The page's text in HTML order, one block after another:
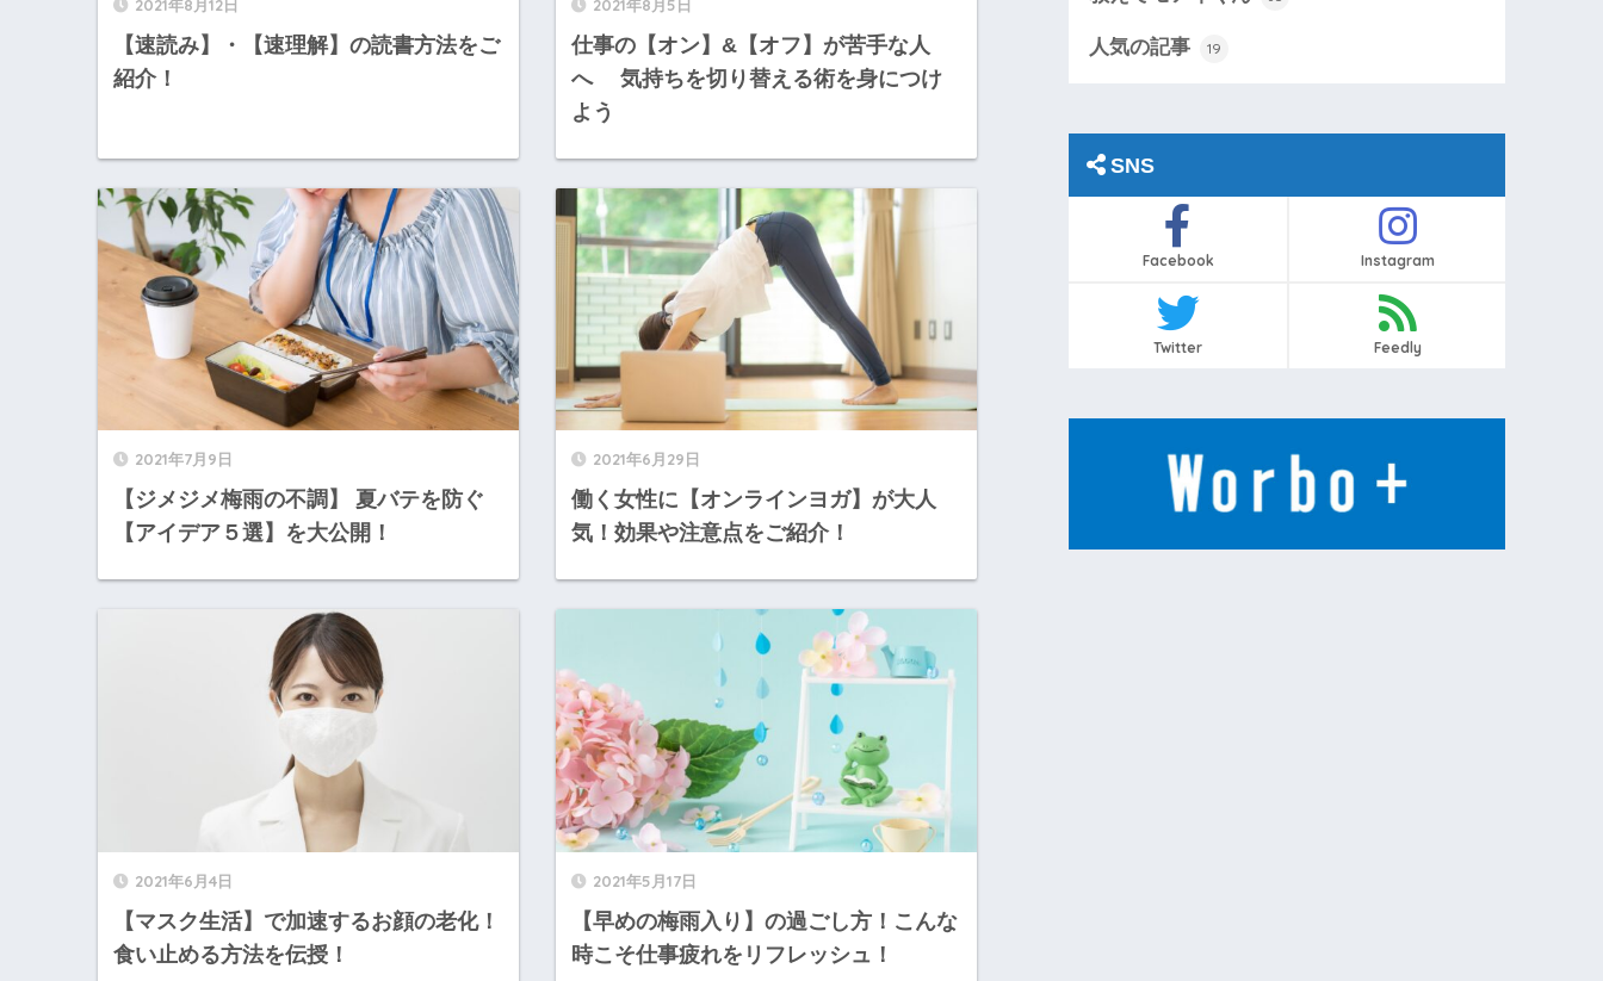
2021年8月12日
【速読み】・【速理解】の読書方法をご
紹介！
2021年8月5日
仕事の【オン】&【オフ】が苦手な人
へ 気持ちを切り替える術を身につけ
よう
2021年7月9日
【ジメジメ梅雨の不調】 夏バテを防ぐ
【アイデア５選】を大公開！
2021年6月29日
働く女性に【オンラインヨガ】が大人
気！効果や注意点をご紹介！
2021年6月4日
【マスク生活】で加速するお顔の老化！
食い止める方法を伝授！
2021年5月17日
【早めの梅雨入り】の過ごし方！こんな
時こそ仕事疲れをリフレッシュ！
人気の記事 19
SNS
Facebook Instagram
Twitter Feedly